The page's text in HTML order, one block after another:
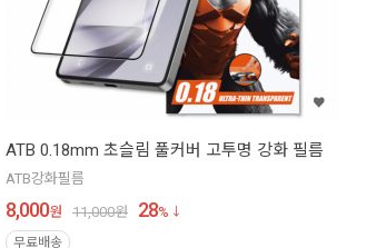
ATB 0.18mm 초슬림 풀커버 고투명 강화 필름
ATB강화필름
8,000원 11,000원 28%
무료배송